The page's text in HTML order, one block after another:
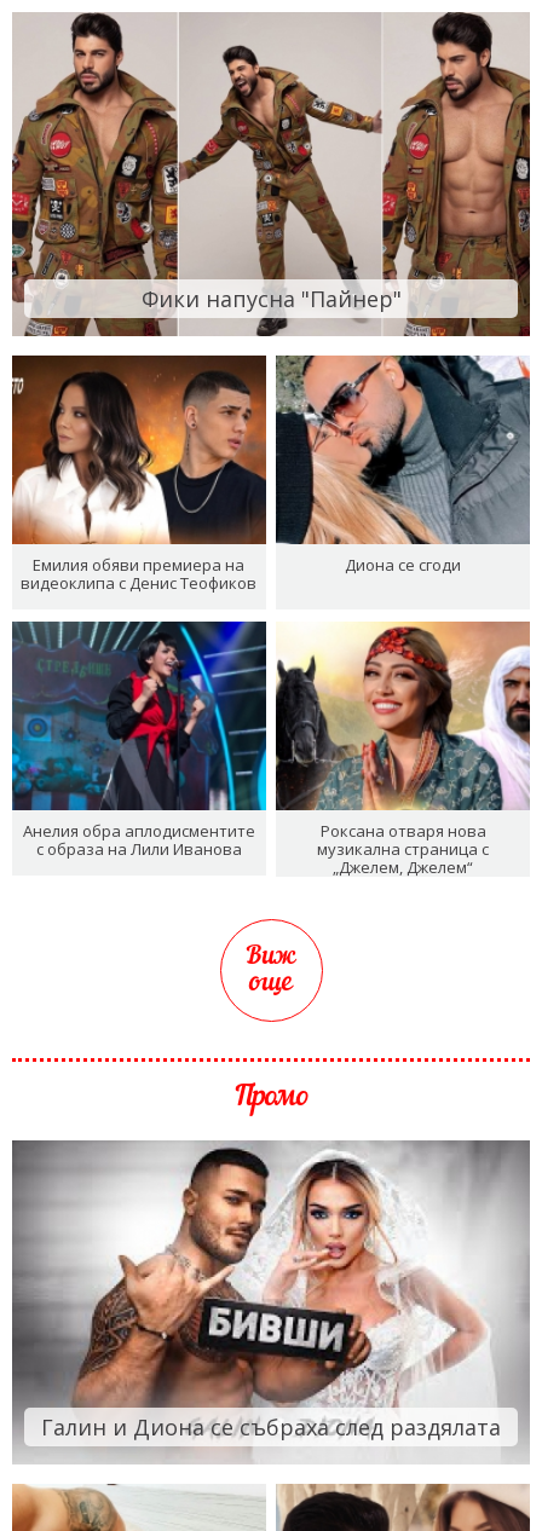
Фики напусна "Пайнер"
Емилия обяви премиера на
видеоклипа с Денис Теофиков
Диона се сгоди
Анелия обра аплодисментите
с образа на Лили Иванова
Роксана отваря нова
музикална страница с
„Джелем, Джелем“
Виж
още
Промо
Галин и Диона се събраха след раздялата